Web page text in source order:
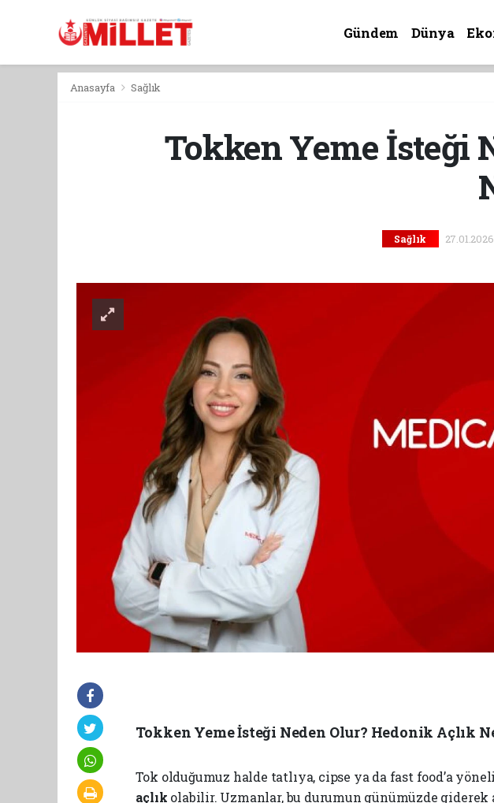
Gündem Dünya
Anasayfa Sağlık
Tokken Yeme İsteği
Sağlık
Tokken Yeme İsteği Neden Olur? Hedonik Açlık
Tok olduğumuz halde tatlıya, cipse ya da fast food’a
açlık olabilir. Uzmanlar, bu durumun günümüzde